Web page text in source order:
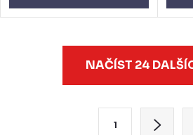
NAČÍST 24
1